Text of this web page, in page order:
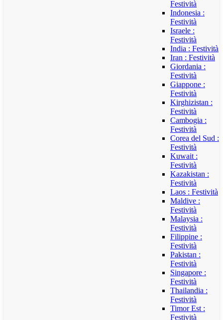
Festività
Indonesia :
Festività
Israele :
Festività
India : Festività
Iran : Festività
Giordania :
Festività
Giappone :
Festività
Kirghizistan :
Festività
Cambogia :
Festività
Corea del Sud :
Festività
Kuwait :
Festività
Kazakistan :
Festività
Laos : Festività
Maldive :
Festività
Malaysia :
Festività
Filippine :
Festività
Pakistan :
Festività
Singapore :
Festività
Thailandia :
Festività
Timor Est :
Festività